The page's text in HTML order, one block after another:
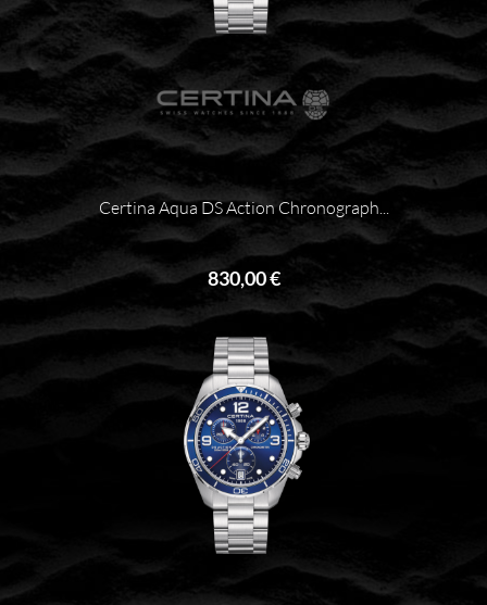
Certina Aqua DS Action Chronograph...
830,00 €